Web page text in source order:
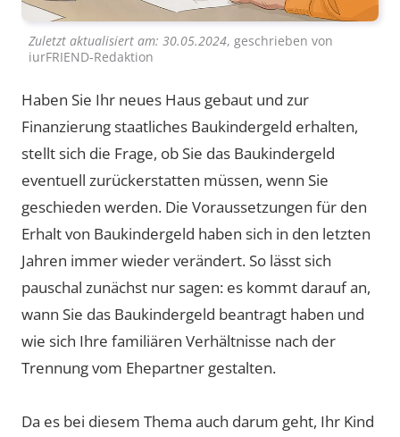
Zuletzt aktualisiert am: 30.05.2024, geschrieben von
iurFRIEND-Redaktion
Haben Sie Ihr neues Haus gebaut und zur
Finanzierung staatliches Baukindergeld erhalten,
stellt sich die Frage, ob Sie das Baukindergeld
eventuell zurückerstatten müssen, wenn Sie
geschieden werden. Die Voraussetzungen für den
Erhalt von Baukindergeld haben sich in den letzten
Jahren immer wieder verändert. So lässt sich
pauschal zunächst nur sagen: es kommt darauf an,
wann Sie das Baukindergeld beantragt haben und
wie sich Ihre familiären Verhältnisse nach der
Trennung vom Ehepartner gestalten.
Da es bei diesem Thema auch darum geht, Ihr Kind